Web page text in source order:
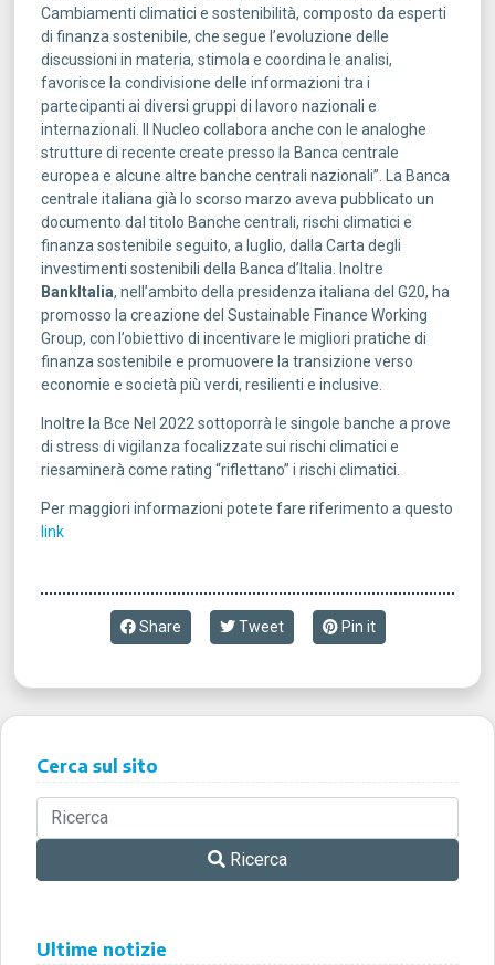
Cambiamenti climatici e sostenibilità, composto da esperti
di finanza sostenibile, che segue l’evoluzione delle
discussioni in materia, stimola e coordina le analisi,
favorisce la condivisione delle informazioni tra i
partecipanti ai diversi gruppi di lavoro nazionali e
internazionali. Il Nucleo collabora anche con le analoghe
strutture di recente create presso la Banca centrale
europea e alcune altre banche centrali nazionali”. La Banca
centrale italiana già lo scorso marzo aveva pubblicato un
documento dal titolo Banche centrali, rischi climatici e
finanza sostenibile seguito, a luglio, dalla Carta degli
investimenti sostenibili della Banca d’Italia. Inoltre
BankItalia, nell’ambito della presidenza italiana del G20, ha
promosso la creazione del Sustainable Finance Working
Group, con l’obiettivo di incentivare le migliori pratiche di
finanza sostenibile e promuovere la transizione verso
economie e società più verdi, resilienti e inclusive.
Inoltre la Bce Nel 2022 sottoporrà le singole banche a prove
di stress di vigilanza focalizzate sui rischi climatici e
riesaminerà come rating “riflettano” i rischi climatici.
Per maggiori informazioni potete fare riferimento a questo
link
Share Tweet Pin it
Cerca sul sito
Ricerca
Ultime notizie